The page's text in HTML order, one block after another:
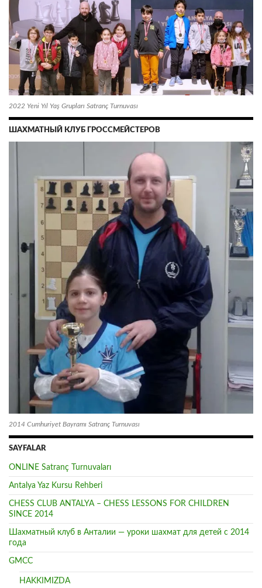
2022 Yeni Yıl Yaş Grupları Satranç Turnuvası
ШАХМАТНЫЙ КЛУБ ГРОССМЕЙСТЕРОВ
2014 Cumhuriyet Bayramı Satranç Turnuvası
SAYFALAR
ONLINE Satranç Turnuvaları
Antalya Yaz Kursu Rehberi
CHESS CLUB ANTALYA – CHESS LESSONS FOR CHILDREN
SINCE 2014
Шахматный клуб в Анталии — уроки шахмат для детей с 2014
года
GMCC
HAKKIMIZDA